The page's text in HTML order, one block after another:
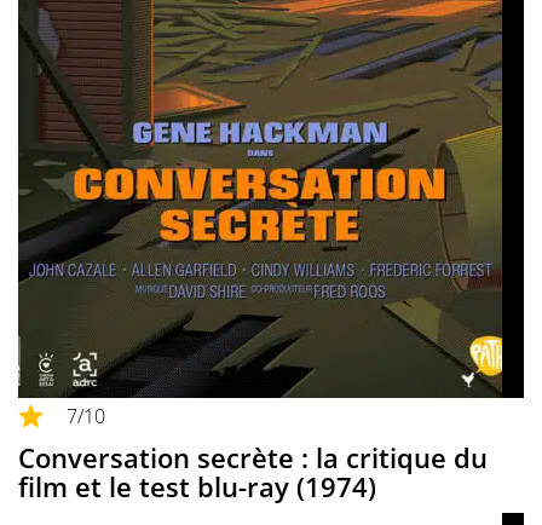
7/10
Conversation secrète : la critique du
film et le test blu-ray (1974)